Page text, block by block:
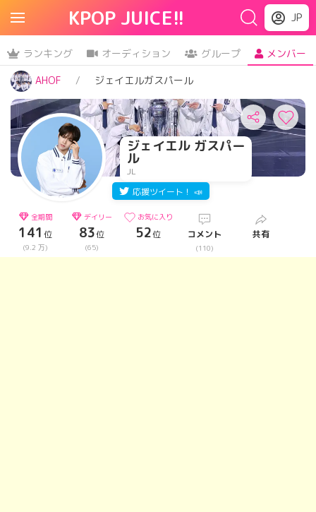
KPOP JUICE!! JP
ランキング オーディション グループ
メンバー
AHOF
ジェイエルガスパール
ジェイエル ガスパー
ル
JL
応援ツイート！ 📣
全期間
141 位
(9.2 万)
デイリー
83位
(65)
お気に入り
52位 コメント
(110)
共有